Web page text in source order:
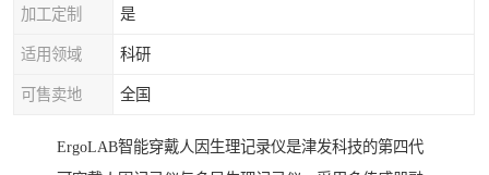
加工定制 是
适用领域 科研
可售卖地 全国
ErgoLAB智能穿戴人因生理记录仪是津发科技的第四代